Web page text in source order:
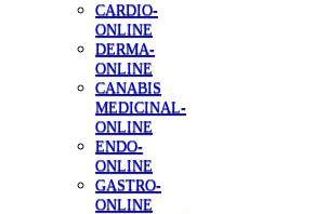
CARDIO-
ONLINE
DERMA-
ONLINE
CANABIS
MEDICINAL-
ONLINE
ENDO-
ONLINE
GASTRO-
ONLINE